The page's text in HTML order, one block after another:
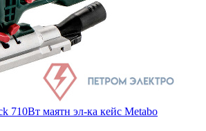
710Вт маятн эл-ка кейс Metabo